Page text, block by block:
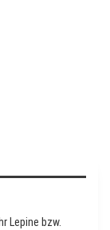
Lepine bzw.